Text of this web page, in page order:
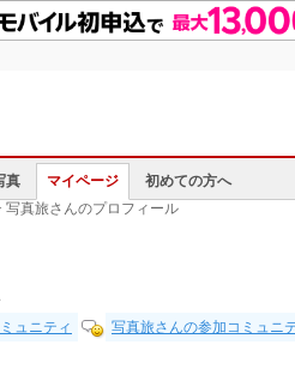
真 マイページ
初めての方へ
写真旅さんのプロフィール
ュニティ 写真旅さんの参加コミュニ